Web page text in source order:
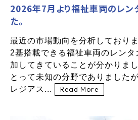
2026年7月より福祉車両のレン
た。
最近の市場動向を分析しており
2基搭載できる福祉車両のレン
加してきていることが分かりま
とって未知の分野でありました
レジアス...
Read More